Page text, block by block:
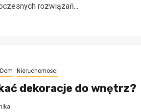
rozwiązań...
Dom Nieruchomości
dekoracje do wnętrz?